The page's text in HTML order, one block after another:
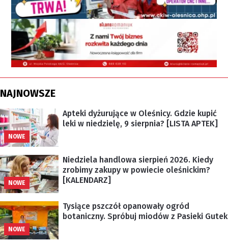
NAJNOWSZE
NOWE
Apteki dyżurujące w Oleśnicy. Gdzie kupić
leki w niedzielę, 9 sierpnia? [LISTA APTEK]
NOWE
Niedziela handlowa sierpień 2026. Kiedy
zrobimy zakupy w powiecie oleśnickim?
[KALENDARZ]
NOWE
Tysiące pszczół opanowały ogród
botaniczny. Spróbuj miodów z Pasieki Gutek